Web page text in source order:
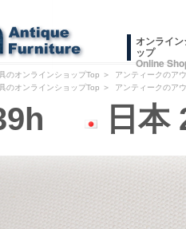
オンライ
ップ
Online
のオンラインショップTop ＞
アンティークのア
のオンラインショップTop ＞ アンティークのア
日本